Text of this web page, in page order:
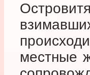
местные